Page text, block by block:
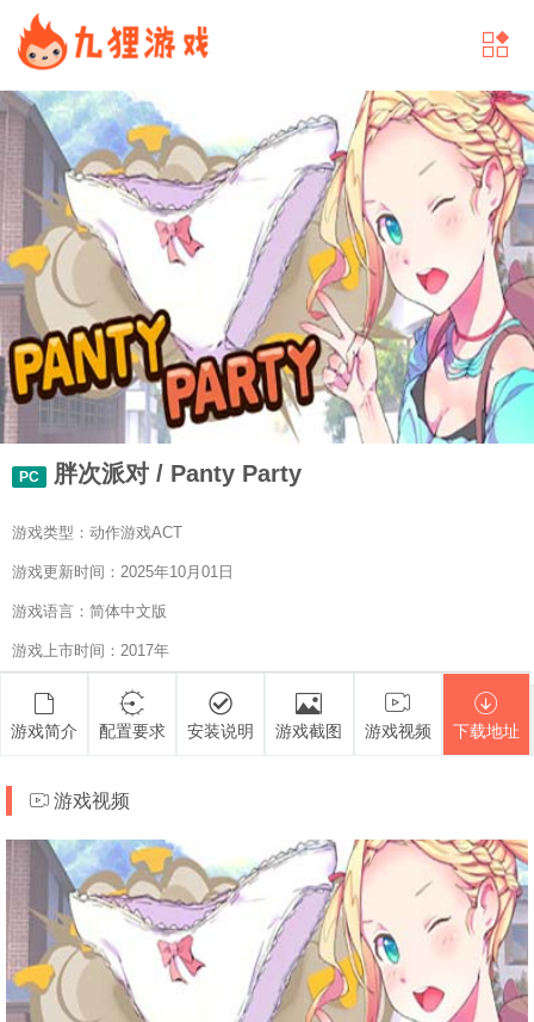
PC 胖次派对 / Panty Party
游戏类型：动作游戏ACT
游戏更新时间：2025年10月01日
游戏语言：简体中文版
游戏上市时间：2017年
游戏简介 配置要求 安装说明 游戏截图 游戏视频 下载地址
游戏视频